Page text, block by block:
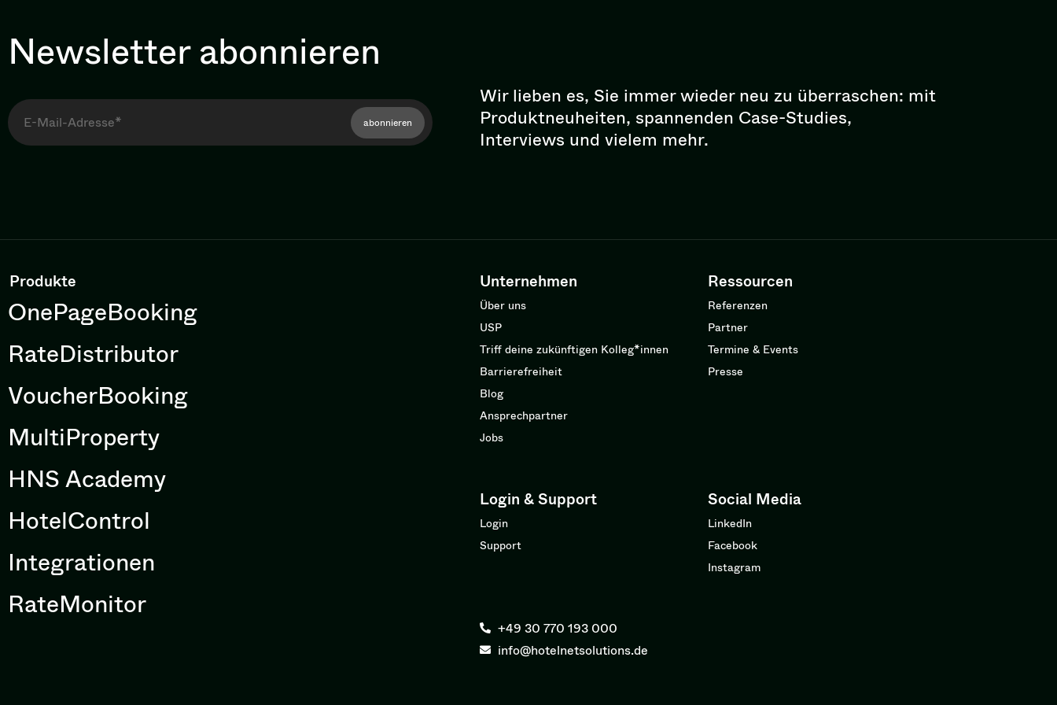
Newsletter abonnieren
abonnieren
Wir lieben es, Sie immer wieder neu zu überraschen: mit
Pro­dukt­neu­hei­ten, spannenden Case-Studies,
Interviews und vielem mehr.
Produkte
OnePageBooking
RateDistributor
VoucherBooking
MultiProperty
HNS Academy
HotelControl
Integrationen
RateMonitor
Unternehmen
Über uns
USP
Triff deine zukünftigen Kolleg*innen
Barrierefreiheit
Blog
Ansprechpartner
Jobs
Ressourcen
Referenzen
Partner
Termine & Events
Presse
Login & Support
Login
Support
Social Media
LinkedIn
Facebook
Instagram
+49 30 770 193 000
info@hotelnetsolutions.de